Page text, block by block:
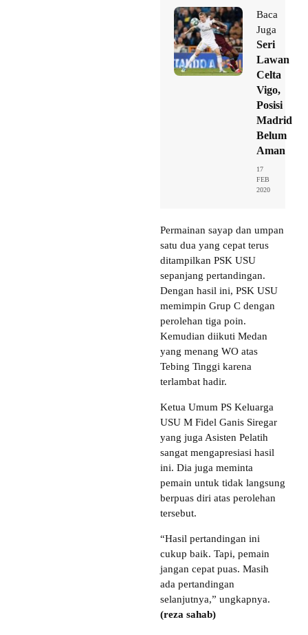
Baca
Juga
Seri
Lawan
Celta
Vigo,
Posisi
Madrid
Belum
Aman
17
FEB
2020
Permainan sayap dan umpan
satu dua yang cepat terus
ditampilkan PSK USU
sepanjang pertandingan.
Dengan hasil ini, PSK USU
memimpin Grup C dengan
perolehan tiga poin.
Kemudian diikuti Medan
yang menang WO atas
Tebing Tinggi karena
terlambat hadir.
Ketua Umum PS Keluarga
USU M Fidel Ganis Siregar
yang juga Asisten Pelatih
sangat mengapresiasi hasil
ini. Dia juga meminta
pemain untuk tidak langsung
berpuas diri atas perolehan
tersebut.
“Hasil pertandingan ini
cukup baik. Tapi, pemain
jangan cepat puas. Masih
ada pertandingan
selanjutnya,” ungkapnya.
(reza sahab)